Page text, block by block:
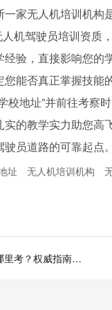
家无人机培训机
机驾驶员培训资质
验，直接影响您
能否真正掌握技能
校地址”并前往考察
的教学实力助您
员道路的可靠起点
址 无人机培训机构
AOPA无人机驾驶证哪里考？权威指南帮你找到正规培训与考点